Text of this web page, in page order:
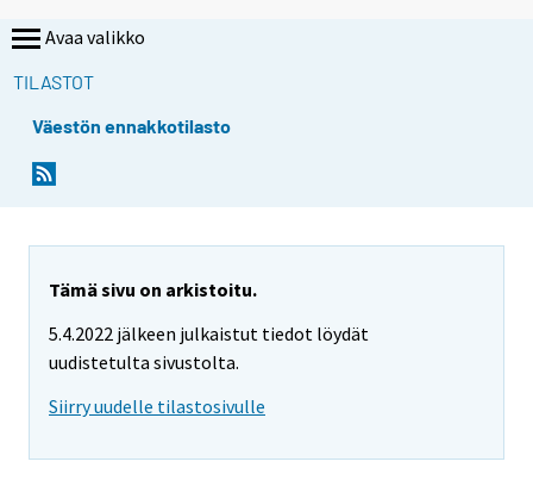
Avaa valikko
TILASTOT
Väestön ennakkotilasto
Tämä sivu on arkistoitu.
5.4.2022 jälkeen julkaistut tiedot löydät
uudistetulta sivustolta.
Siirry uudelle tilastosivulle